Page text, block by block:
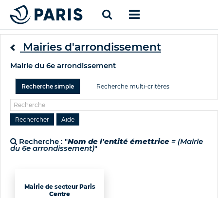
Mairies d'arrondissement
Mairie du 6e arrondissement
Recherche simple Recherche multi-critères
Recherche : "Nom de l'entité émettrice = (Mairie
du 6e arrondissement)"
Mairie de secteur Paris
Centre